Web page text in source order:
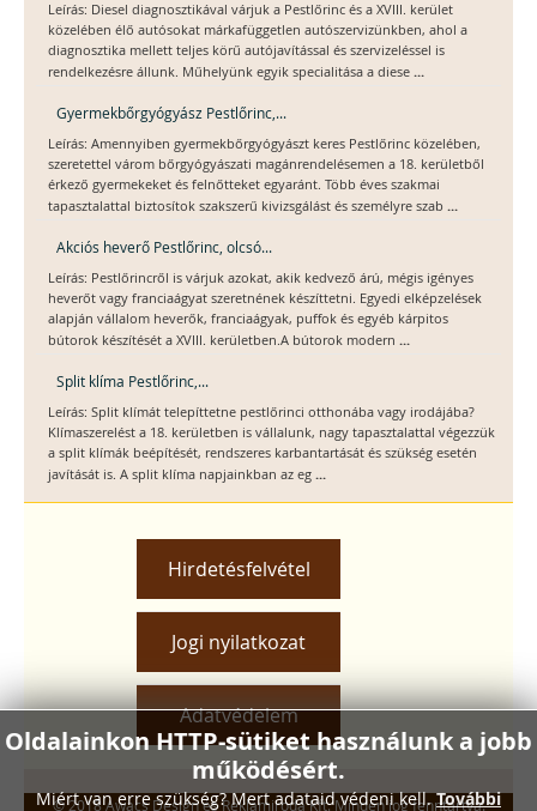
Leírás: Diesel diagnosztikával várjuk a Pestlőrinc és a XVIII. kerület
közelében élő autósokat márkafüggetlen autószervizünkben, ahol a
diagnosztika mellett teljes körű autójavítással és szervizeléssel is
rendelkezésre állunk. Műhelyünk egyik specialitása a diese ...
Gyermekbőrgyógyász Pestlőrinc,...
Leírás: Amennyiben gyermekbőrgyógyászt keres Pestlőrinc közelében,
szeretettel várom bőrgyógyászati magánrendelésemen a 18. kerületből
érkező gyermekeket és felnőtteket egyaránt. Több éves szakmai
tapasztalattal biztosítok szakszerű kivizsgálást és személyre szab ...
Akciós heverő Pestlőrinc, olcsó...
Leírás: Pestlőrincről is várjuk azokat, akik kedvező árú, mégis igényes
heverőt vagy franciaágyat szeretnének készíttetni. Egyedi elképzelések
alapján vállalom heverők, franciaágyak, puffok és egyéb kárpitos
bútorok készítését a XVIII. kerületben.A bútorok modern ...
Split klíma Pestlőrinc,...
Leírás: Split klímát telepíttetne pestlőrinci otthonába vagy irodájába?
Klímaszerelést a 18. kerületben is vállalunk, nagy tapasztalattal végezzük
a split klímák beépítését, rendszeres karbantartását és szükség esetén
javítását is. A split klíma napjainkban az eg ...
Hirdetésfelvétel
Jogi nyilatkozat
Adatvédelem
Oldalainkon HTTP-sütiket használunk a jobb
működésért.
Miért van erre szükség? Mert adataid védeni kell.További
© 2018 Awacs Design és Reklámiroda Kft. Minden jog fenntartva.